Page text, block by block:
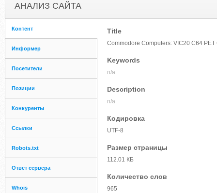
АНАЛИЗ САЙТА
Контент
Информер
Посетители
Позиции
Конкуренты
Ссылки
Robots.txt
Ответ сервера
Whois
Title
Commodore Computers: VIC20 C64
Keywords
n/a
Description
n/a
Кодировка
UTF-8
Размер страницы
112.01 КБ
Количество слов
965